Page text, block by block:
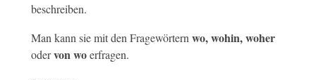
beschreiben.
Man kann sie mit den Fragewörtern wo, wohin, woher
odervon woerfragen.